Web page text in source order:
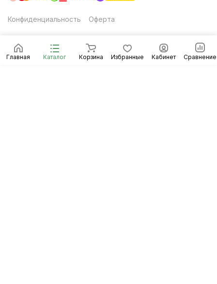
Главная Каталог Корзина Избранные Кабинет Сравнение
Конфиденциальность Оферта